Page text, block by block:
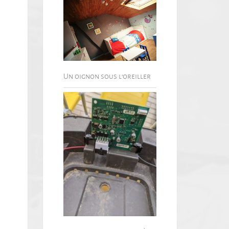
Un oignon sous l’oreiller